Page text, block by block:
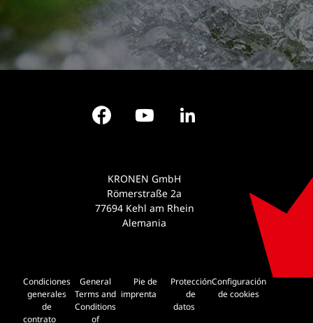
FacebookYouTube
Condiciones
generales
de
contrato
General
Terms and
Conditions
of
Pie de
imprenta
Protección
de
datos
Configuración
de cookies
KRONEN GmbH
Römerstraße 2a
77694 Kehl am Rhein
Alemania